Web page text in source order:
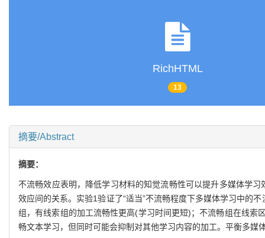
RichHTML
13
摘要/Abstract
摘要：
不流畅效应表明，降低学习材料的知觉流畅性可以提升多媒体学
效应间的关系。实验1验证了“适当”不流畅程度下多媒体学习中的
组，有线索组的加工流畅性更高(学习时间更短)；不流畅组在线索
畅文本学习，但同时可能会抑制对其他学习内容的加工。平衡多